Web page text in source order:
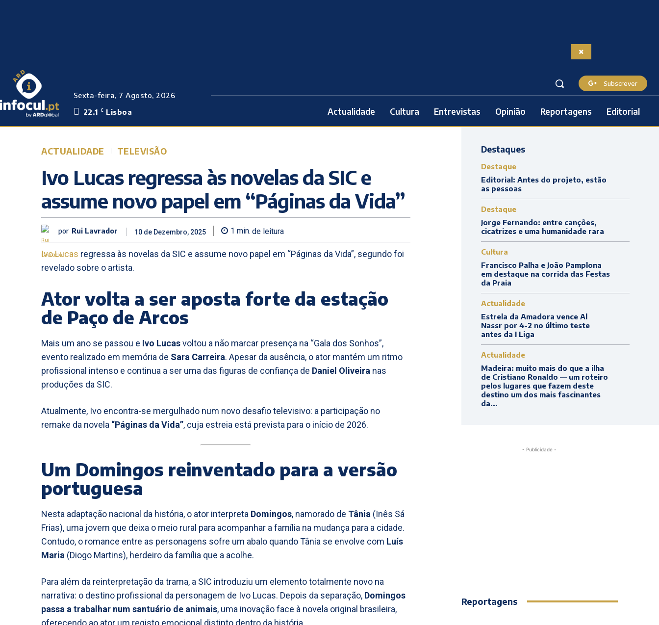
Sexta-feira, 7 Agosto, 2026
22.1 C Lisboa
Subscrever
Actualidade Cultura Entrevistas Opinião Reportagens Editorial
ACTUALIDADE TELEVISÃO
Ivo Lucas regressa às novelas da SIC e
assume novo papel em “Páginas da Vida”
por Rui Lavrador 10 de Dezembro, 2025 1 min. de leitura
Ivo Lucas regressa às novelas da SIC e assume novo papel em “Páginas da Vida”, segundo foi
revelado sobre o artista.
Ator volta a ser aposta forte da estação
de Paço de Arcos
Mais um ano se passou e Ivo Lucasvoltou a não marcar presença na “Gala dos Sonhos”,
evento realizado em memória de Sara Carreira. Apesar da ausência, o ator mantém um ritmo
profissional intenso e continua a ser uma das figuras de confiança de Daniel Oliveira nas
produções da SIC.
Atualmente, Ivo encontra-se mergulhado num novo desafio televisivo: a participação no
remake da novela “Páginas da Vida”, cuja estreia está prevista para o início de 2026.
Um Domingos reinventado para a versão
portuguesa
Nesta adaptação nacional da história, o ator interpreta Domingos, namorado de Tânia (Inês Sá
Frias), uma jovem que deixa o meio rural para acompanhar a família na mudança para a cidade.
Contudo, o romance entre as personagens sofre um abalo quando Tânia se envolve com Luís
Maria (Diogo Martins), herdeiro da família que a acolhe.
Para além da reinterpretação da trama, a SIC introduziu um elemento totalmente novo na
narrativa: o destino profissional da personagem de Ivo Lucas. Depois da separação, Domingos
passa a trabalhar num santuário de animais, uma inovação face à novela original brasileira,
oferecendo ao ator um registo emocional distinto dentro da história.
Destaques
Destaque
Editorial: Antes do projeto, estão
as pessoas
Destaque
Jorge Fernando: entre canções,
cicatrizes e uma humanidade rara
Cultura
Francisco Palha e João Pamplona
em destaque na corrida das Festas
da Praia
Actualidade
Estrela da Amadora vence Al
Nassr por 4-2 no último teste
antes da I Liga
Actualidade
Madeira: muito mais do que a ilha
de Cristiano Ronaldo — um roteiro
pelos lugares que fazem deste
destino um dos mais fascinantes
da...
- Publicidade -
Reportagens